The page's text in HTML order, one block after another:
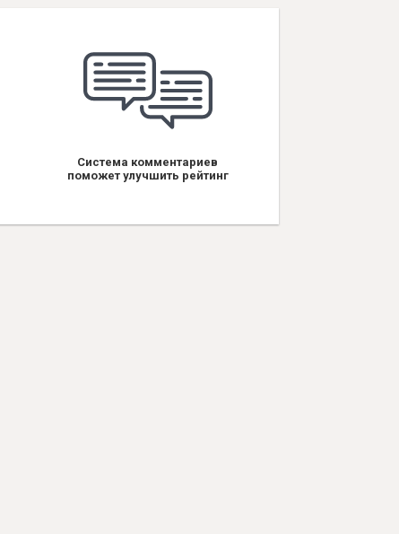
Система комментариев
поможет улучшить рейтинг